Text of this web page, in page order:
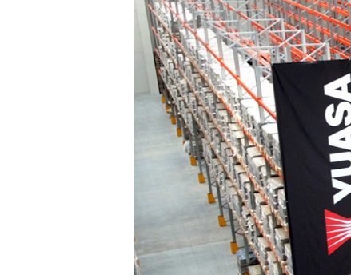
Rack Mezzanine - Entrepisos